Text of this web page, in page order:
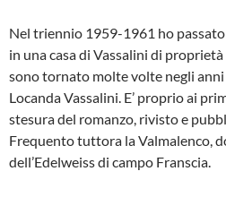
Nel triennio 1959-1961 ho
in una casa di Vassalini di
sono tornato molte volte negli
Locanda Vassalini. E’ proprio ai
stesura del romanzo, rivisto e
Frequento tuttora la Valmalenco,
dell’Edelweiss di campo Franscia.